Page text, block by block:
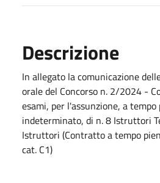
Descrizione
In allegato la comunicazione
orale del Concorso n. 2/2024 -
esami, per l'assunzione, a tempo
indeterminato, di n. 8 Istruttori
Istruttori (Contratto a tempo
cat. C1)